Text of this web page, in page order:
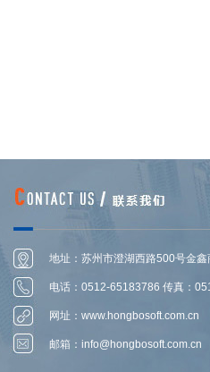
地址：苏州市澄湖西路500号金鑫
1306-1314室
电话：0512-65183786 传真：
网址： www.hongbosoft.com.cn
邮箱： info@hongbosoft.com.cn